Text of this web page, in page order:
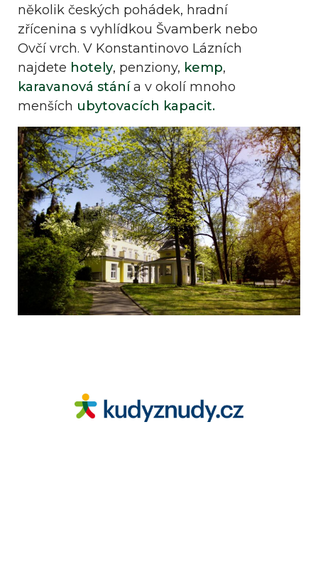
několik českých pohádek, hradní
zřícenina s vyhlídkou Švamberk nebo
Ovčí vrch. V Konstantinovo Lázních
najdete hotely, penziony, kemp,
karavanová stánía v okolí mnoho
menších ubytovacích kapacit.